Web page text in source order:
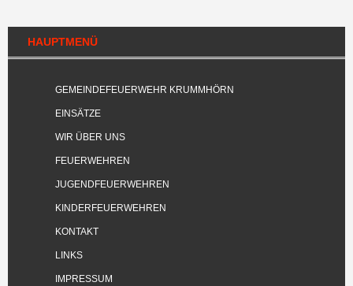
HAUPTMENÜ
GEMEINDEFEUERWEHR KRUMMHÖRN
EINSÄTZE
WIR ÜBER UNS
FEUERWEHREN
JUGENDFEUERWEHREN
KINDERFEUERWEHREN
KONTAKT
LINKS
IMPRESSUM